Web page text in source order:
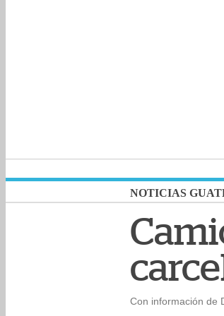
NOTICIAS
Con información de